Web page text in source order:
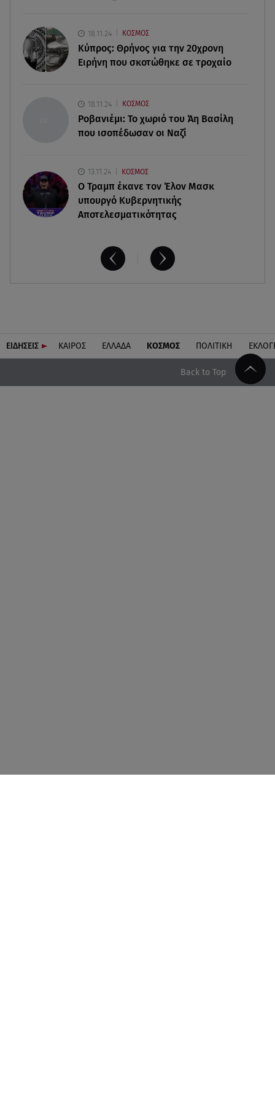
«Πάμε για νέα θεραπεία»: Η νέα φωτογραφία του
Παράσχου από το νοσοκομείο
που δημοσίευσε
18.11.24 ΚΟΣΜΟΣ
Κύπρος: Θρήνος για την 20χρονη
Ειρήνη που σκοτώθηκε σε τροχαίο
18.11.24 ΚΟΣΜΟΣ
Ροβανιέμι: Το χωριό του Άη Βασίλη
που ισοπέδωσαν οι Ναζί
13.11.24 ΚΟΣΜΟΣ
O Τραμπ έκανε τον Έλον Μασκ
υπουργό Κυβερνητικής
Αποτελεσματικότητας
ΕΙΔΗΣΕΙΣ ΚΑΙΡΟΣ ΕΛΛΑΔΑ ΚΟΣΜΟΣ ΠΟΛΙΤΙΚΗ
Back to Top